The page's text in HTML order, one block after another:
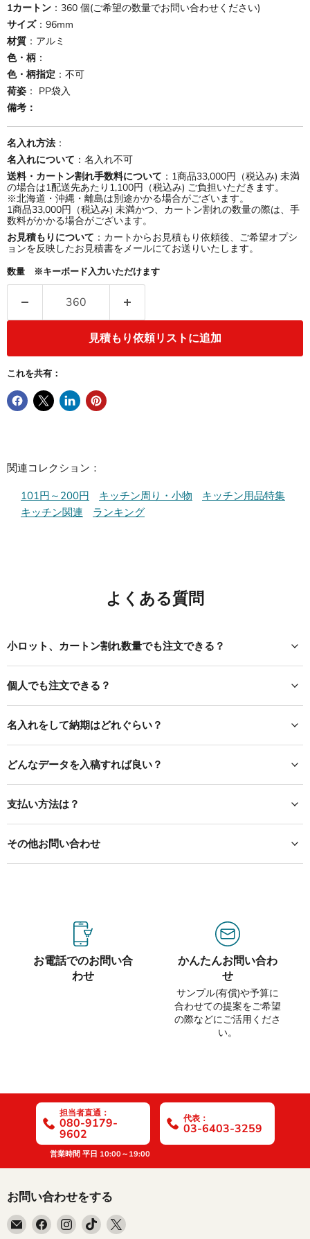
1カートン ：360 個(ご希望の数量でお問い合わせください)
サイズ：96mm
材質 ：アルミ
色・柄 ：
色・柄指定 ：不可
荷姿 ： PP袋入
備考：
名入れ方法 ：
名入れについて ：名入れ不可
送料・カートン割れ手数料について ：1商品33,000円（税込み) 未満
の場合は1配送先あたり1,100円（税込み) ご負担いただきます。
※北海道・沖縄・離島は別途かかる場合がございます。
1商品33,000円（税込み) 未満かつ、カートン割れの数量の際は、手
数料がかかる場合がございます。
お見積もりについて ：カートからお見積もり依頼後、ご希望オプシ
ョンを反映したお見積書をメールにてお送りいたします。
数量 ※キーボード入力いただけます
見積もり依頼リストに追加
これを共有：
関連コレクション：
101円～200円
キッチン周り・小物
キッチン用品特集
キッチン関連
ランキング
よくある質問
小ロット、カートン割れ数量でも注文できる？
個人でも注文できる？
名入れをして納期はどれぐらい？
どんなデータを入稿すれば良い？
支払い方法は？
その他お問い合わせ
お電話でのお問い合
わせ
かんたんお問い合わ
せ
サンプル(有償)や予算に
合わせての提案をご希望
の際などにご活用くださ
い。
担当者直通：
080-9179-
9602
代表：
03-6403-3259
営業時間 平日 10:00～19:00
お問い合わせをする
E
FacebookInstagram
TikTokX